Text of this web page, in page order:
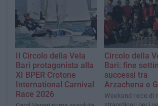
Il Circolo della Vela
Bari protagonista alla
XI BPER Crotone
International Carnival
Race 2026
Circolo della
Bari: fine
successi tra
Arzachena e
Weekend ricco di